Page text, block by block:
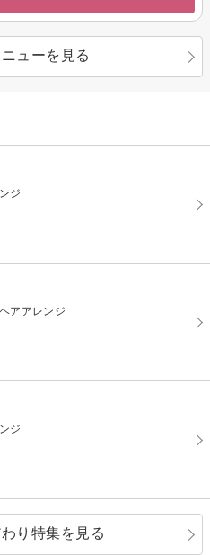
ューを見る
ジ
アアレンジ
ジ
り特集を見る